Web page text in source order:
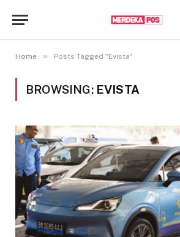
Home » Posts Tagged "Evista"
BROWSING: EVISTA